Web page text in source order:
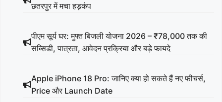
छतरपुर में मचा हड़कंप
पीएम सूर्य घर: मुफ्त बिजली योजना 2026 – ₹78,000 तक की
सब्सिडी, पात्रता, आवेदन प्रक्रिया और बड़े फायदे
Apple iPhone 18 Pro: जानिए क्या हो सकते हैं नए फीचर्स,
Price और Launch Date